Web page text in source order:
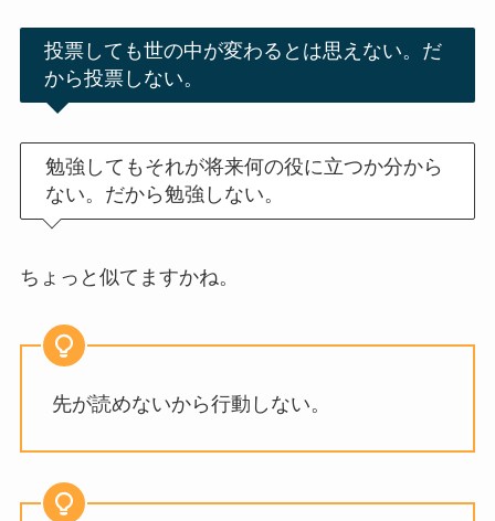
投票しても世の中が変わるとは思えない。だ
から投票しない。
勉強してもそれが将来何の役に立つか分から
ない。だから勉強しない。
ちょっと似てますかね。
先が読めないから行動しない。